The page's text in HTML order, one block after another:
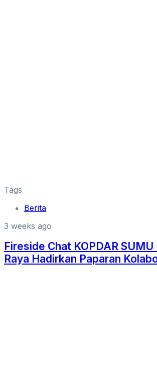
Tags
Berita
3 weeks ago
Fireside Chat KOPDAR
Raya Hadirkan Paparan